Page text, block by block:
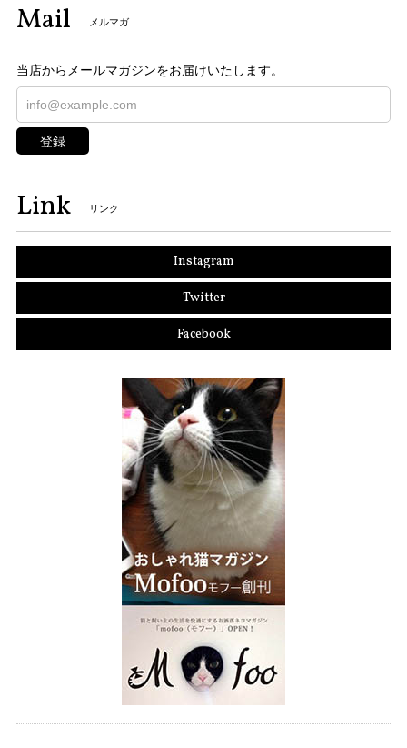
Mail メルマガ
当店からメールマガジンをお届けいたします。
登録
Link リンク
Instagram
Twitter
Facebook